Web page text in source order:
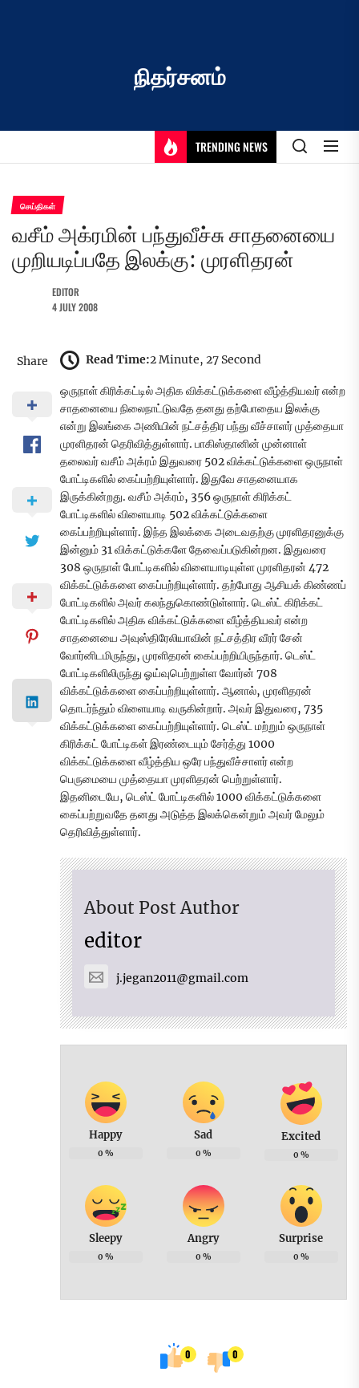
நிதர்சனம்
TRENDING NEWS
செய்திகள்
வசீம் அக்ரமின் பந்துவீச்சு சாதனையை
முறியடிப்பதே இலக்கு: முரளிதரன்
EDITOR
4 JULY 2008
Share Read Time:2 Minute, 27 Second
ஒருநாள் கிரிக்கட்டில் அதிக விக்கட்டுக்களை வீழ்த்தியவர் என்ற
சாதனையை நிலைநாட்டுவதே தனது தற்போதைய இலக்கு
என்று இலங்கை அணியின் நட்சத்திர பந்து வீச்சாளர் முத்தையா
முரளிதரன் தெரிவித்துள்ளார். பாகிஸ்தானின் முன்னாள்
தலைவர் வசீம் அக்ரம் இதுவரை 502 விக்கட்டுக்களை ஒருநாள்
போட்டிகளில் கைப்பற்றியுள்ளார். இதுவே சாதனையாக
இருக்கின்றது. வசீம் அக்ரம், 356 ஒருநாள் கிரிக்கட்
போட்டிகளில் விளையாடி 502 விக்கட்டுக்களை
கைப்பற்றியுள்ளார். இந்த இலக்கை அடைவதற்கு முரளிதரனுக்கு
இன்னும் 31 விக்கட்டுக்களே தேவைப்படுகின்றன. இதுவரை
308 ஒருநாள் போட்டிகளில் விளையாடியுள்ள முரளிதரன் 472
விக்கட்டுக்களை கைப்பற்றியுள்ளார். தற்போது ஆசியக் கிண்ணப்
போட்டிகளில் அவர் கலந்துகொண்டுள்ளார். டெஸ்ட் கிரிக்கட்
போட்டிகளில் அதிக விக்கட்டுக்களை வீழ்த்தியவர் என்ற
சாதனையை அவுஸ்திரேலியாவின் நட்சத்திர வீரர் சேன்
வோர்னிடமிருந்து, முரளிதரன் கைப்பற்றியிருந்தார். டெஸ்ட்
போட்டிகளிலிருந்து ஓய்வுபெற்றுள்ள வோர்ன் 708
விக்கட்டுக்களை கைப்பற்றியுள்ளார். ஆனால், முரளிதரன்
தொடர்ந்தும் விளையாடி வருகின்றார். அவர் இதுவரை, 735
விக்கட்டுக்களை கைப்பற்றியுள்ளார். டெஸ்ட் மற்றும் ஒருநாள்
கிரிக்கட் போட்டிகள் இரண்டையும் சேர்த்து 1000
விக்கட்டுக்களை வீழ்த்திய ஒரே பந்துவீச்சாளர் என்ற
பெருமையை முத்தையா முரளிதரன் பெற்றுள்ளார்.
இதனிடையே, டெஸ்ட் போட்டிகளில் 1000 விக்கட்டுக்களை
கைப்பற்றுவதே தனது அடுத்த இலக்கென்றும் அவர் மேலும்
தெரிவித்துள்ளார்.
About Post Author
editor
j.jegan2011@gmail.com
Happy
0 %
Sad
0 %
Excited
0 %
Sleepy
0 %
Angry
0 %
Surprise
0 %
0 0